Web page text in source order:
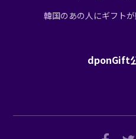
韓国のあの人にギフト
dponGift